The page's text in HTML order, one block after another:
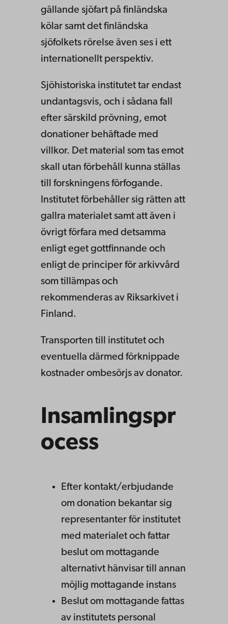
gällande sjöfart på finländska
kölar samt det finländska
sjöfolkets rörelse även ses i ett
internationellt perspektiv.
Sjöhistoriska institutet tar endast
undantagsvis, och i sådana fall
efter särskild prövning, emot
donationer behäftade med
villkor. Det material som tas emot
skall utan förbehåll kunna ställas
till forskningens förfogande.
Institutet förbehåller sig rätten att
gallra materialet samt att även i
övrigt förfara med detsamma
enligt eget gottfinnande och
enligt de principer för arkivvård
som tillämpas och
rekommenderas av Riksarkivet i
Finland.
Transporten till institutet och
eventuella därmed förknippade
kostnader ombesörjs av donator.
Insamlingspr
ocess
Efter kontakt/erbjudande
om donation bekantar sig
representanter för institutet
med materialet och fattar
beslut om mottagande
alternativt hänvisar till annan
möjlig mottagande instans
Beslut om mottagande fattas
av institutets personal